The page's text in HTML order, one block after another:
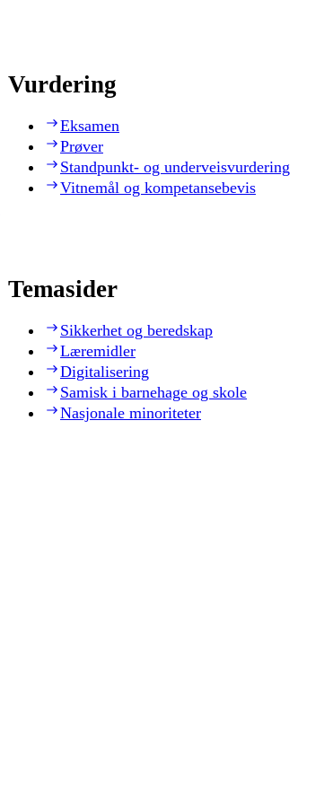
Vurdering
Eksamen
Prøver
Standpunkt- og underveisvurdering
Vitnemål og kompetansebevis
Temasider
Sikkerhet og beredskap
Læremidler
Digitalisering
Samisk i barnehage og skole
Nasjonale minoriteter